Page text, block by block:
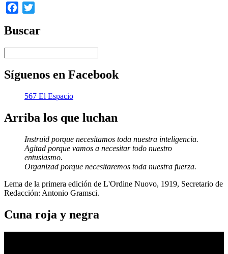
Facebook
Buscar
Síguenos en Facebook
567 El Espacio
Arriba los que luchan
Instruid porque necesitamos toda nuestra inteligencia.
Agitad porque vamos a necesitar todo nuestro
entusiasmo.
Organizad porque necesitaremos toda nuestra fuerza.
Lema de la primera edición de L'Ordine Nuovo, 1919, Secretario de
Redacción: Antonio Gramsci.
Cuna roja y negra